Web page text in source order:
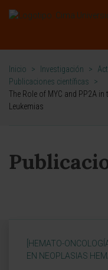
Inicio > Investigación >
Publicaciones científicas
>
The Role of MYC and PP2A
Leukemias
[HEMATO-
EN NEOPLASIAS